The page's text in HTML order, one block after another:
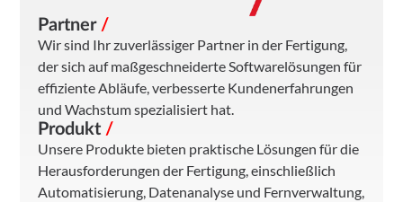
Partner /
Wir sind Ihr zuverlässiger Partner in der Fertigung,
der sich auf maßgeschneiderte Softwarelösungen für
effiziente Abläufe, verbesserte Kundenerfahrungen
und Wachstum spezialisiert hat.
Produkt /
Unsere Produkte bieten praktische Lösungen für die
Herausforderungen der Fertigung, einschließlich
Automatisierung, Datenanalyse und Fernverwaltung,